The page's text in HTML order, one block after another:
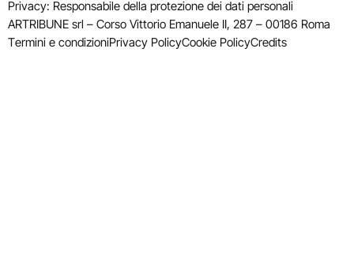
Privacy: Responsabile della protezione dei dati personali
ARTRIBUNE srl – Corso Vittorio Emanuele II, 287 – 00186 Roma
Termini e condizioniPrivacy PolicyCookie PolicyCredits